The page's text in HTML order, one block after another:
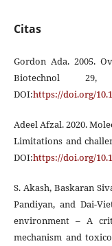
Citas
Gordon Ada. 2005.
Biotechnol
DOI:https://doi.org/
Adeel Afzal. 2020.
Limitations and
DOI:https://doi.org/
S. Akash, Baskaran
Pandiyan, and Dai-
environment – A
mechanism and